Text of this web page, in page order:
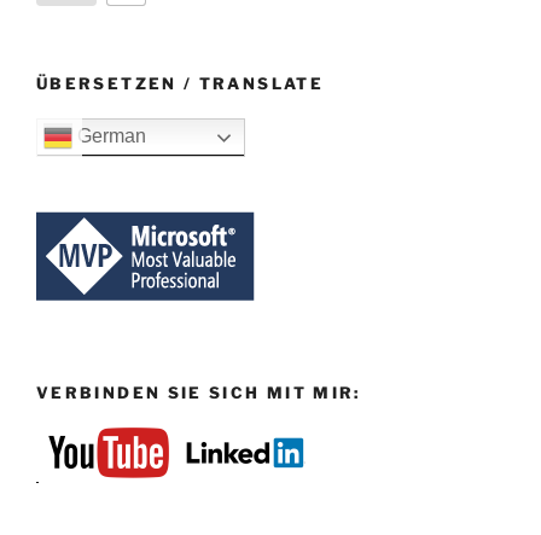
ÜBERSETZEN / TRANSLATE
German
VERBINDEN SIE SICH MIT MIR: